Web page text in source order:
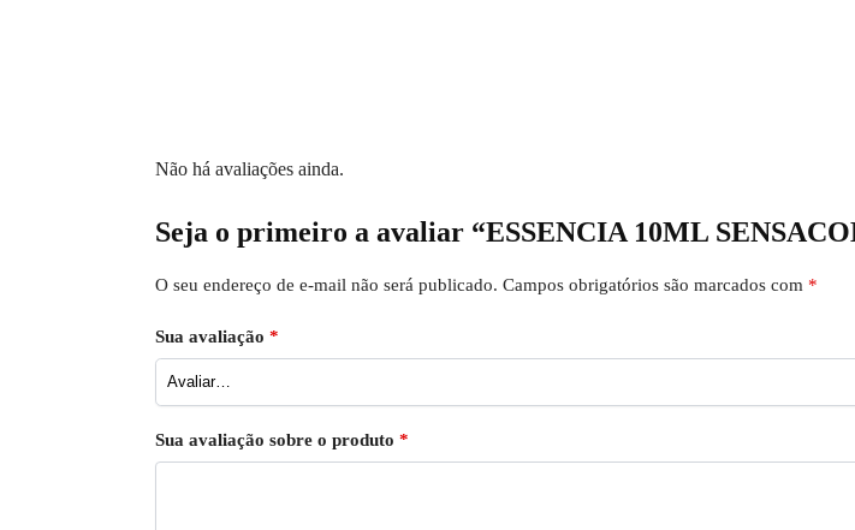
Não há avaliações ainda.
Seja o primeiro a avaliar “ESSENCIA 10ML
O seu endereço de e-mail não será publicado. Campos obrigatórios são marcados com *
Sua avaliação *
Sua avaliação sobre o produto *